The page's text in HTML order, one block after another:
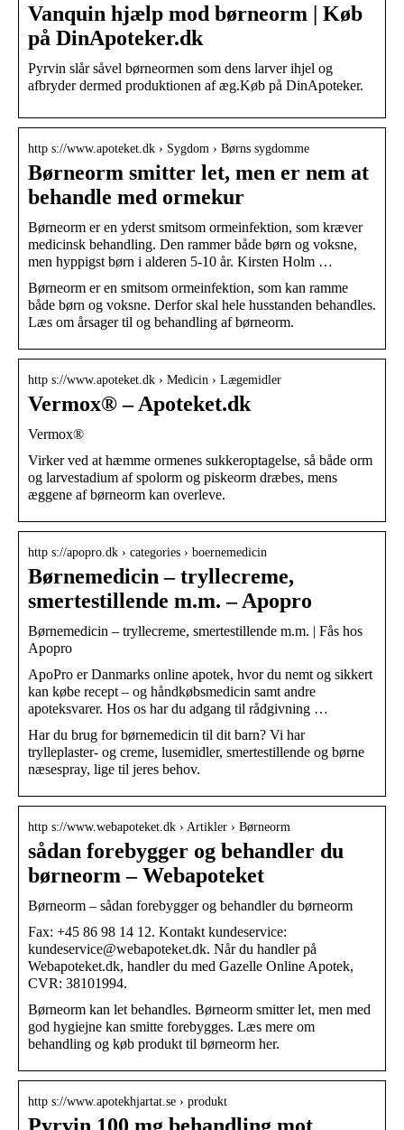
Vanquin hjælp mod børneorm | Køb
på DinApoteker.dk
Pyrvin slår såvel børneormen som dens larver ihjel og
afbryder dermed produktionen af æg.Køb på DinApoteker.
http s://www.apoteket.dk › Sygdom › Børns sygdomme
Børneorm smitter let, men er nem at
behandle med ormekur
Børneorm er en yderst smitsom ormeinfektion, som kræver
medicinsk behandling. Den rammer både børn og voksne,
men hyppigst børn i alderen 5-10 år. Kirsten Holm …
Børneorm er en smitsom ormeinfektion, som kan ramme
både børn og voksne. Derfor skal hele husstanden behandles.
Læs om årsager til og behandling af børneorm.
http s://www.apoteket.dk › Medicin › Lægemidler
Vermox® – Apoteket.dk
Vermox®
Virker ved at hæmme ormenes sukkeroptagelse, så både orm
og larvestadium af spolorm og piskeorm dræbes, mens
æggene af børneorm kan overleve.
http s://apopro.dk › categories › boernemedicin
Børnemedicin – tryllecreme,
smertestillende m.m. – Apopro
Børnemedicin – tryllecreme, smertestillende m.m. | Fås hos
Apopro
ApoPro er Danmarks online apotek, hvor du nemt og sikkert
kan købe recept – og håndkøbsmedicin samt andre
apoteksvarer. Hos os har du adgang til rådgivning …
Har du brug for børnemedicin til dit barn? Vi har
trylleplaster- og creme, lusemidler, smertestillende og børne
næsespray, lige til jeres behov.
http s://www.webapoteket.dk › Artikler › Børneorm
sådan forebygger og behandler du
børneorm – Webapoteket
Børneorm – sådan forebygger og behandler du børneorm
Fax: +45 86 98 14 12. Kontakt kundeservice:
kundeservice@webapoteket.dk. Når du handler på
Webapoteket.dk, handler du med Gazelle Online Apotek,
CVR: 38101994.
Børneorm kan let behandles. Børneorm smitter let, men med
god hygiejne kan smitte forebygges. Læs mere om
behandling og køb produkt til børneorm her.
http s://www.apotekhjartat.se › produkt